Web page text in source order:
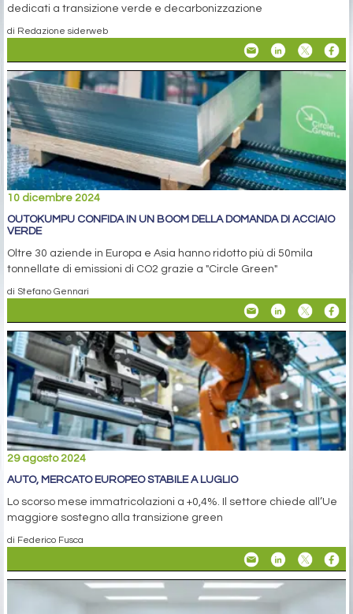
dedicati a transizione verde e decarbonizzazione
di Redazione siderweb
10 dicembre 2024
OUTOKUMPU CONFIDA IN UN BOOM DELLA DOMANDA DI ACCIAIO
VERDE
Oltre 30 aziende in Europa e Asia hanno ridotto più di 50mila
tonnellate di emissioni di CO2 grazie a "Circle Green"
di Stefano Gennari
29 agosto 2024
AUTO, MERCATO EUROPEO STABILE A LUGLIO
Lo scorso mese immatricolazioni a +0,4%. Il settore chiede all’Ue
maggiore sostegno alla transizione green
di Federico Fusca